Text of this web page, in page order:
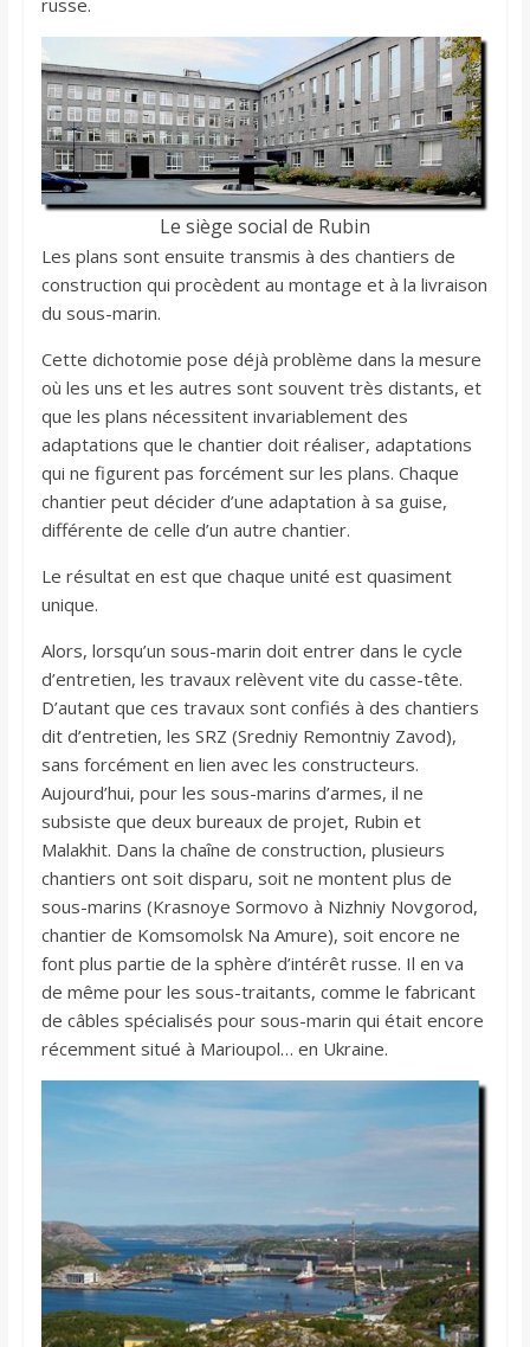
russe.
Le siège social de Rubin
Les plans sont ensuite transmis à des chantiers de
construction qui procèdent au montage et à la livraison
du sous-marin.
Cette dichotomie pose déjà problème dans la mesure
où les uns et les autres sont souvent très distants, et
que les plans nécessitent invariablement des
adaptations que le chantier doit réaliser, adaptations
qui ne figurent pas forcément sur les plans. Chaque
chantier peut décider d’une adaptation à sa guise,
différente de celle d’un autre chantier.
Le résultat en est que chaque unité est quasiment
unique.
Alors, lorsqu’un sous-marin doit entrer dans le cycle
d’entretien, les travaux relèvent vite du casse-tête.
D’autant que ces travaux sont confiés à des chantiers
dit d’entretien, les SRZ (Sredniy Remontniy Zavod),
sans forcément en lien avec les constructeurs.
Aujourd’hui, pour les sous-marins d’armes, il ne
subsiste que deux bureaux de projet, Rubin et
Malakhit. Dans la chaîne de construction, plusieurs
chantiers ont soit disparu, soit ne montent plus de
sous-marins (Krasnoye Sormovo à Nizhniy Novgorod,
chantier de Komsomolsk Na Amure), soit encore ne
font plus partie de la sphère d’intérêt russe. Il en va
de même pour les sous-traitants, comme le fabricant
de câbles spécialisés pour sous-marin qui était encore
récemment situé à Marioupol… en Ukraine.